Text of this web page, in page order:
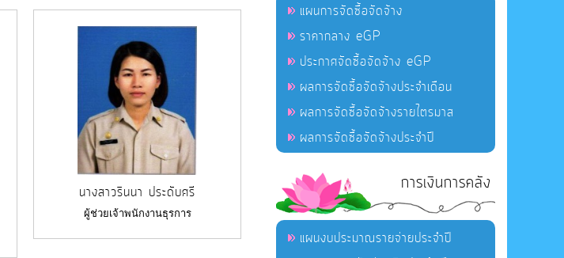
นางสาวรินนา ประดับศรี
ผู้ช่วยเจ้าพนักงานธุรการ
แผนการจัดซื้อจัดจ้าง
ราคากลาง eGP
ประกาศจัดซื้อจัดจ้าง eGP
ผลการจัดซื้อจัดจ้างประจำเดือน
ผลการจัดซื้อจัดจ้างรายไตรมาส
ผลการจัดซื้อจัดจ้างประจำปี
การเงินการคลัง
แผนงบประมาณรายจ่ายประจำปี